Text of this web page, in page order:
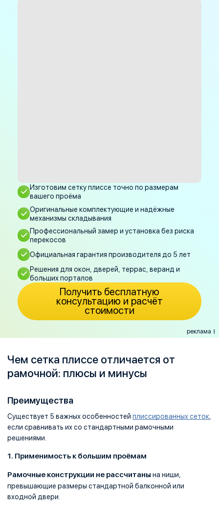
Изготовим сетку плиссе точно по размерам
вашего проёма
Оригинальные комплектующие и надёжные
механизмы складывания
Профессиональный замер и установка без риска
перекосов
Официальная гарантия производителя до 5 лет
Решения для окон, дверей, террас, веранд и
больших порталов
Получить бесплатную
консультацию и расчёт
стоимости
реклама
Чем сетка плиссе отличается от
рамочной: плюсы и минусы
Преимущества
Существует 5 важных особенностей плиссированных сеток
если сравнивать их со стандартными рамочными
решениями.
1. Применимость к большим проёмам
Рамочные конструкции не рассчитаны на ниши,
превышающие размеры стандартной балконной или
входной двери.